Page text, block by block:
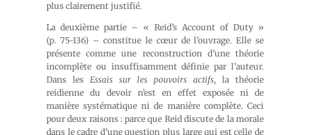
plus clairement justifié.
La deuxième partie – « Reid’s Account of Duty »
(p. 75-136) – constitue le cœur de l’ouvrage. Elle se
présente comme une reconstruction d’une théorie
incomplète ou insuffisamment définie par l’auteur.
Dans lesEssais sur les pouvoirs actifs, la théorie
reidienne du devoir n’est en effet exposée ni de
manière systématique ni de manière complète. Ceci
pour deux raisons : parce que Reid discute de la morale
dans le cadre d’une question plus large qui est celle de